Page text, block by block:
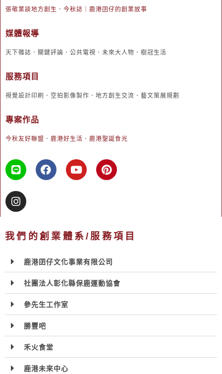
張敬業談地方創生 ． 今秋誌｜鹿港囝仔的創業故事
媒體報導
天下雜誌．關鍵評論．公共電視．未來大人物．樹冠生活
服務項目
視覺設計印刷．空拍影像製作．地方創生交流．藝文策展規劃
專案作品
今秋友好聯盟 ． 鹿港好生活 ． 鹿港聖誕食光
我們的創業體系/服務項目
鹿港囝仔文化事業有限公司
社團法人彰化縣保鹿運動協會
參先生工作室
勝豐吧
禾火食堂
鹿港未來中心